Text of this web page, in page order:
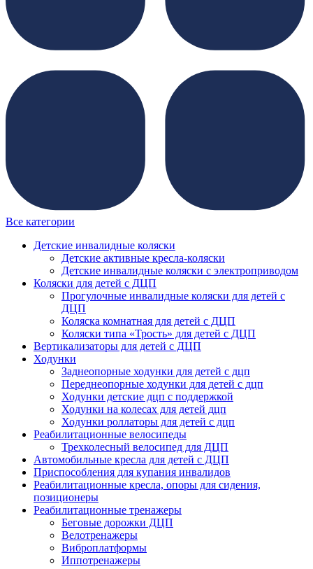
Все категории
Детские инвалидные коляски
Детские активные кресла-коляски
Детские инвалидные коляски с электроприводом
Коляски для детей с ДЦП
Прогулочные инвалидные коляски для детей с
ДЦП
Коляска комнатная для детей с ДЦП
Коляски типа «Трость» для детей с ДЦП
Вертикализаторы для детей с ДЦП
Ходунки
Заднеопорные ходунки для детей с дцп
Переднеопорные ходунки для детей с дцп
Ходунки детские дцп с поддержкой
Ходунки на колесах для детей дцп
Ходунки роллаторы для детей с дцп
Реабилитационные велосипеды
Трехколесный велосипед для ДЦП
Автомобильные кресла для детей с ДЦП
Приспособления для купания инвалидов
Реабилитационные кресла, опоры для сидения,
позиционеры
Реабилитационные тренажеры
Беговые дорожки ДЦП
Велотренажеры
Виброплатформы
Иппотренажеры